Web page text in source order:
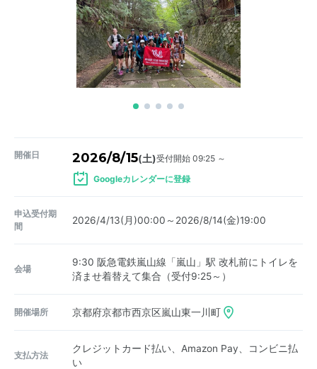
開催日 2026/8/15(土)受付開始 09:25 ～
Googleカレンダーに登録
申込受付期
間
2026/4/13(月)00:00～2026/8/14(金)19:00
会場
9:30 阪急電鉄嵐山線「嵐山」駅 改札前にトイレを
済ませ着替えて集合（受付9:25～）
開催場所 京都府京都市西京区嵐山東一川町
支払方法
クレジットカード払い、Amazon Pay、コンビニ払
い